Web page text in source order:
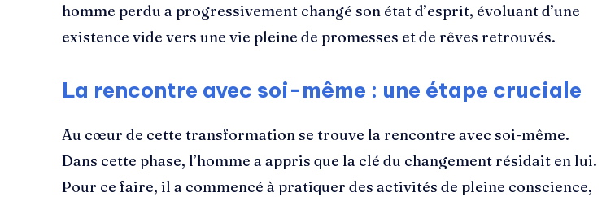
homme perdu a progressivement changé son état d’esprit, évoluant d’une
existence vide vers une vie pleine de promesses et de rêves retrouvés.
La rencontre avec soi-même : une étape cruciale
Au cœur de cette transformation se trouve la rencontre avec soi-même.
Dans cette phase, l’homme a appris que la clé du changement résidait en lui.
Pour ce faire, il a commencé à pratiquer des activités de pleine conscience,